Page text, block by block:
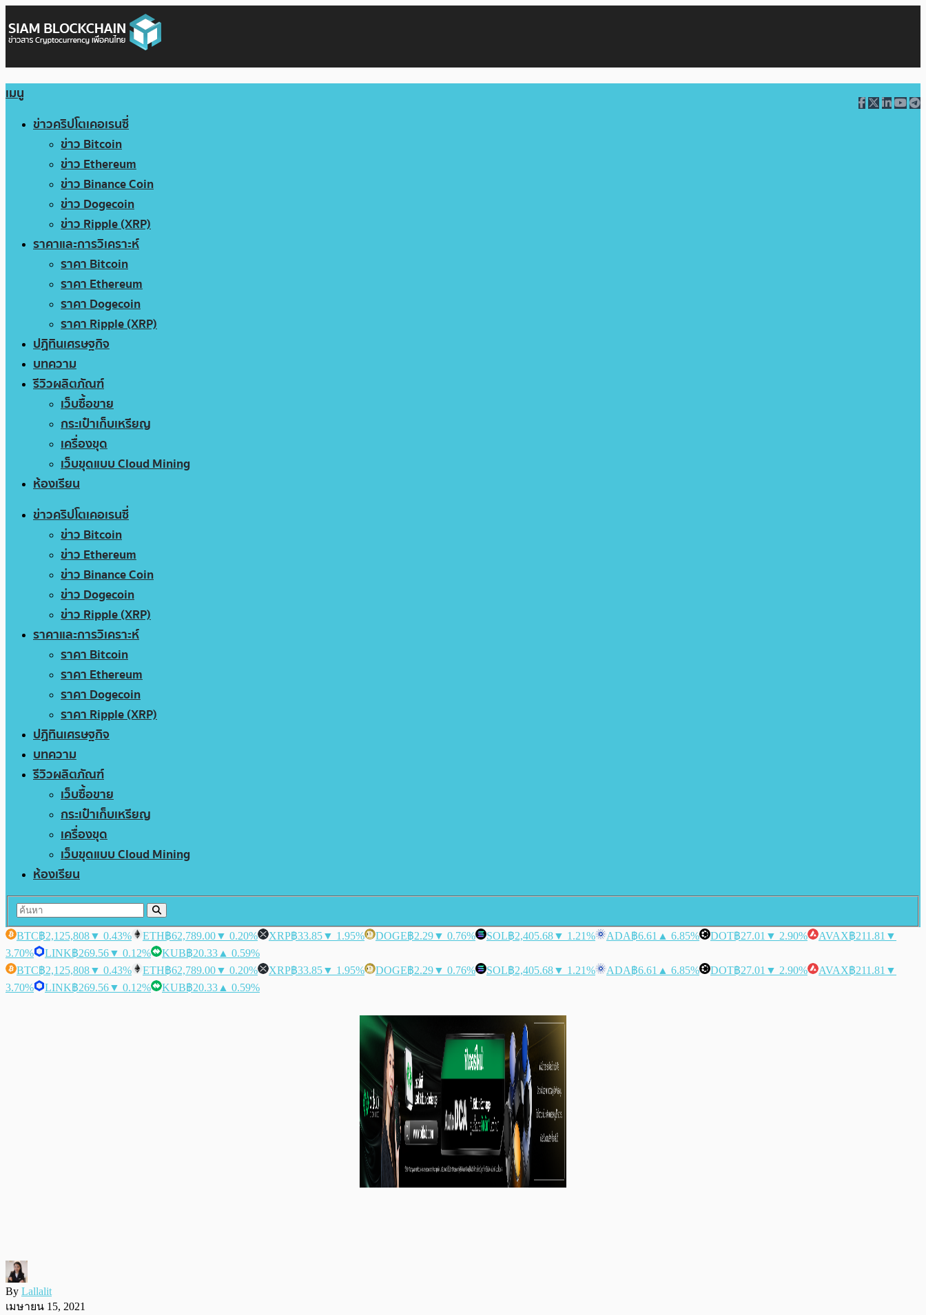
เมนู
ข่าวคริปโตเคอเรนซี่
ข่าว Bitcoin
ข่าว Ethereum
ข่าว Binance Coin
ข่าว Dogecoin
ข่าว Ripple (XRP)
ราคาและการวิเคราะห์
ราคา Bitcoin
ราคา Ethereum
ราคา Dogecoin
ราคา Ripple (XRP)
ปฏิทินเศรษฐกิจ
บทความ
รีวิวผลิตภัณฑ์
เว็บซื้อขาย
กระเป๋าเก็บเหรียญ
เครื่องขุด
เว็บขุดแบบ Cloud Mining
ห้องเรียน
ข่าวคริปโตเคอเรนซี่
ข่าว Bitcoin
ข่าว Ethereum
ข่าว Binance Coin
ข่าว Dogecoin
ข่าว Ripple (XRP)
ราคาและการวิเคราะห์
ราคา Bitcoin
ราคา Ethereum
ราคา Dogecoin
ราคา Ripple (XRP)
ปฏิทินเศรษฐกิจ
บทความ
รีวิวผลิตภัณฑ์
เว็บซื้อขาย
กระเป๋าเก็บเหรียญ
เครื่องขุด
เว็บขุดแบบ Cloud Mining
ห้องเรียน
BTC฿2,125,808▼ 0.43% ETH฿62,789.00▼ 0.20% XRP฿33.85▼ 1.95% DOGE฿2.29▼ 0.76% SOL฿2,405.68▼ 1.21% ADA฿6.61 ▲ 6.85% DOT฿27.01 ▼ 2.90% AVAX฿211.81 ▼
3.70%
LINK฿269.56▼ 0.12% KUB฿20.33 ▲ 0.59%
BTC฿2,125,808▼ 0.43% ETH฿62,789.00▼ 0.20% XRP฿33.85▼ 1.95% DOGE฿2.29▼ 0.76% SOL฿2,405.68▼ 1.21% ADA฿6.61 ▲ 6.85% DOT฿27.01 ▼ 2.90% AVAX฿211.81 ▼
3.70%
LINK฿269.56▼ 0.12% KUB฿20.33 ▲ 0.59%
By Lallalit
เมษายน 15, 2021